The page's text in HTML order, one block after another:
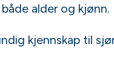
alder og kjønn.
kjennskap til